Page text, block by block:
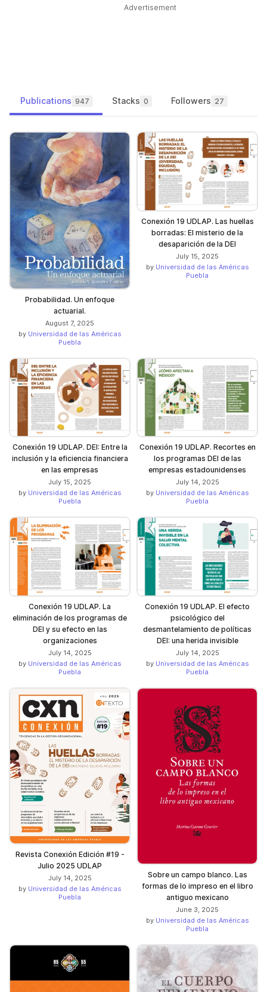
Advertisement
Publications 947 Stacks 0 Followers 27
Probabilidad. Un enfoque
actuarial.
August 7, 2025
by Universidad de las Américas
Puebla
Conexión 19 UDLAP. Las huellas
borradas: El misterio de la
desaparición de la DEI
July 15, 2025
by Universidad de las Américas
Puebla
Conexión 19 UDLAP. DEI: Entre la
inclusión y la eficiencia financiera
en las empresas
July 15, 2025
by Universidad de las Américas
Puebla
Conexión 19 UDLAP. Recortes en
los programas DEI de las
empresas estadounidenses
July 14, 2025
by Universidad de las Américas
Puebla
Conexión 19 UDLAP. La
eliminación de los programas de
DEI y su efecto en las
organizaciones
July 14, 2025
by Universidad de las Américas
Puebla
Conexión 19 UDLAP. El efecto
psicológico del
desmantelamiento de políticas
DEI: una herida invisible
July 14, 2025
by Universidad de las Américas
Puebla
Revista Conexión Edición #19 -
Julio 2025 UDLAP
July 14, 2025
by Universidad de las Américas
Puebla
Sobre un campo blanco. Las
formas de lo impreso en el libro
antiguo mexicano
June 3, 2025
by Universidad de las Américas
Puebla